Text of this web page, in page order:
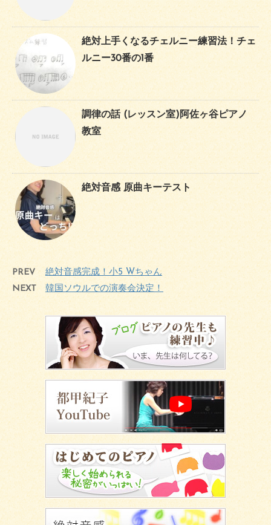
絶対上手くなるチェルニー練習法！チェ
ルニー30番の1番
調律の話 (レッスン室)阿佐ヶ谷ピアノ
教室
絶対音感 原曲キーテスト
PREV
絶対音感完成！小5 Wちゃん
NEXT
韓国ソウルでの演奏会決定！